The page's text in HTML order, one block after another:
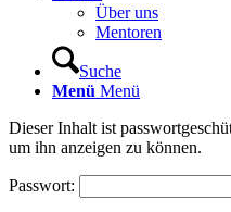
Über uns
Mentoren
Suche
Menü Menü
Dieser Inhalt ist
um ihn anzeigen zu können.
Passwort: